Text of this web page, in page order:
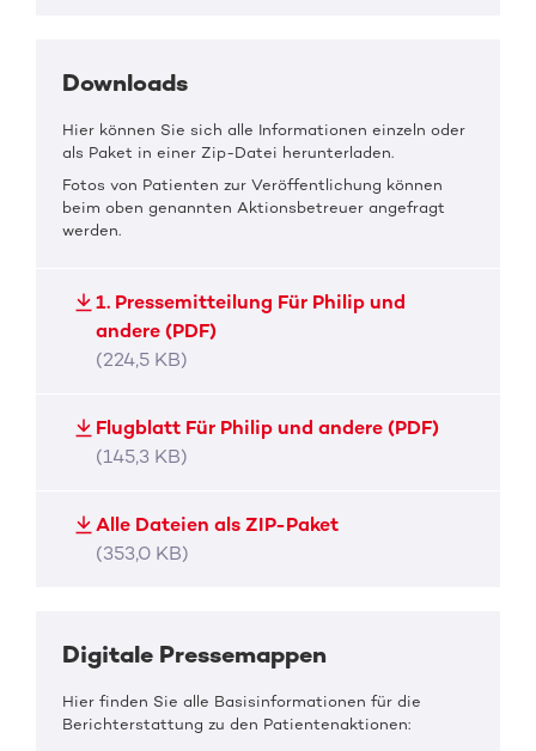
Downloads
Hier können Sie sich alle Informationen einzeln oder
als Paket in einer Zip-Datei herunterladen.
Fotos von Patienten zur Veröffentlichung können
beim oben genannten Aktionsbetreuer angefragt
werden.
1. Pressemitteilung Für Philip und
andere (PDF)
(224,5 KB)
Flugblatt Für Philip und andere (PDF)
(145,3 KB)
Alle Dateien als ZIP-Paket
(353,0 KB)
Digitale Pressemappen
Hier finden Sie alle Basisinformationen für die
Berichterstattung zu den Patientenaktionen: